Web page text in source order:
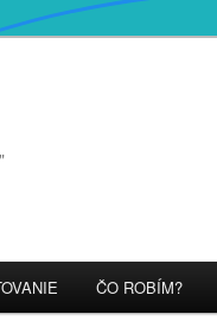
ČO ROBÍM?